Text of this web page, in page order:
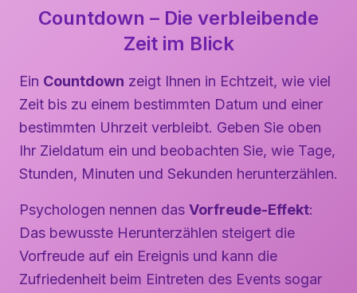
Countdown – Die verbleibende
Zeit im Blick
Ein Countdown zeigt Ihnen in Echtzeit, wie viel
Zeit bis zu einem bestimmten Datum und einer
bestimmten Uhrzeit verbleibt. Geben Sie oben
Ihr Zieldatum ein und beobachten Sie, wie Tage,
Stunden, Minuten und Sekunden herunterzählen.
Psychologen nennen das Vorfreude-Effekt:
Das bewusste Herunterzählen steigert die
Vorfreude auf ein Ereignis und kann die
Zufriedenheit beim Eintreten des Events sogar